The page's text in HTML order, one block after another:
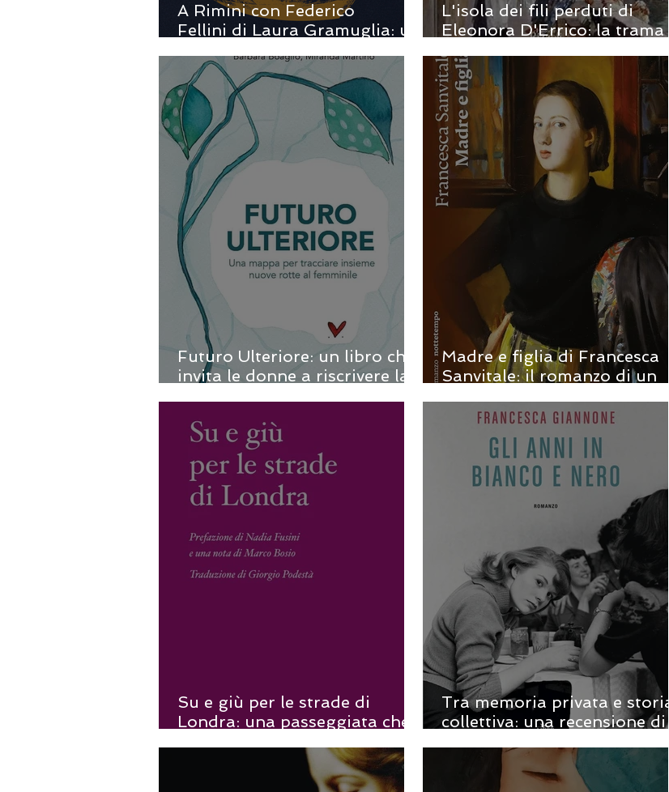
A Rimini con Federico
Fellini di Laura Gramuglia: un
cinema incontra la memoria
L'isola dei fili perduti di
Eleonora D'Errico: la trama
nostre vite
Futuro Ulteriore: un libro che
invita le donne a riscrivere la
Madre e figlia di Francesca
Sanvitale: il romanzo di un
Su e giù per le strade di
Londra: una passeggiata che
Tra memoria privata e storia
collettiva: una recensione di
Francesca Giannone